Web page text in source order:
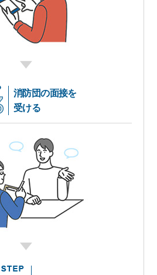
消防団の面接を
受ける